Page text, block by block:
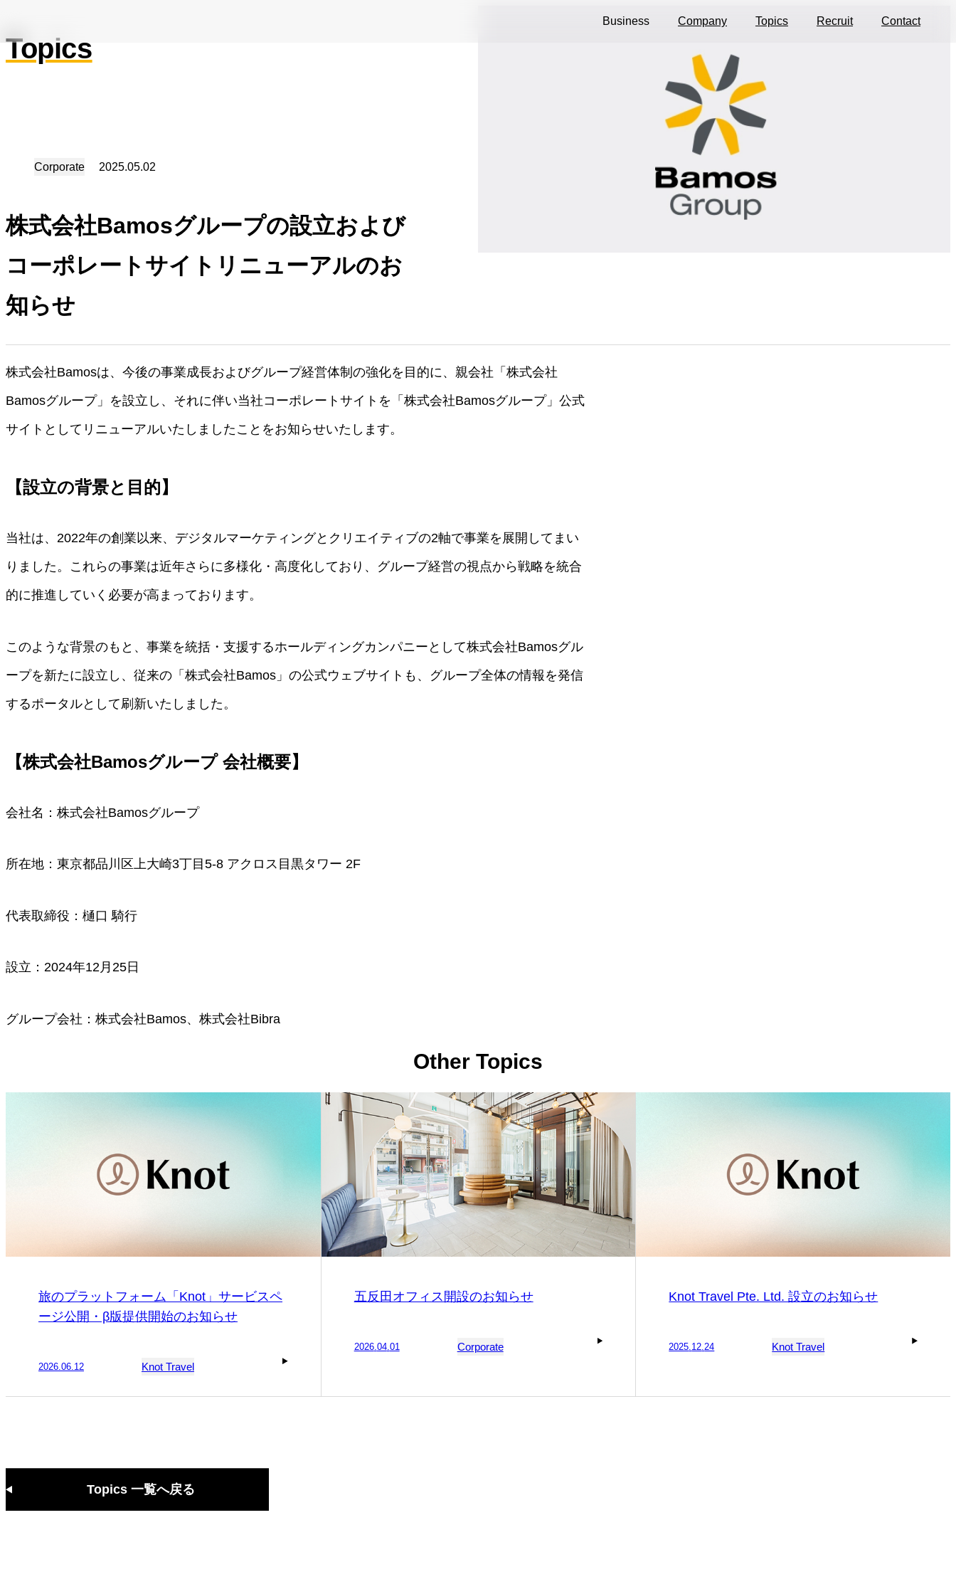
Business Company Topics Recruit Contact
Topics
2025.05.02
Corporate
株式会社Bamosグループの設立および
コーポレートサイトリニューアルのお
知らせ
株式会社Bamosは、今後の事業成長およびグループ経営体制の強化を目的に、親会社「株式会社
Bamosグループ」を設立し、それに伴い当社コーポレートサイトを「株式会社Bamosグループ」公式
サイトとしてリニューアルいたしましたことをお知らせいたします。
【設立の背景と目的】
当社は、2022年の創業以来、デジタルマーケティングとクリエイティブの2軸で事業を展開してまい
りました。これらの事業は近年さらに多様化・高度化しており、グループ経営の視点から戦略を統合
的に推進していく必要が高まっております。
このような背景のもと、事業を統括・支援するホールディングカンパニーとして株式会社Bamosグル
ープを新たに設立し、従来の「株式会社Bamos」の公式ウェブサイトも、グループ全体の情報を発信
するポータルとして刷新いたしました。
【株式会社Bamosグループ 会社概要】
会社名：株式会社Bamosグループ
所在地：東京都品川区上大崎3丁目5-8 アクロス目黒タワー 2F
代表取締役：樋口 騎行
設立：2024年12月25日
グループ会社：株式会社Bamos、株式会社Bibra
Other Topics
旅のプラットフォーム「Knot」サービスペ
ージ公開・β版提供開始のお知らせ
2026.06.12 Knot Travel
五反田オフィス開設のお知らせ
2026. 04. 01 Corporate
Knot Travel Pte. Ltd. 設立のお知らせ
2025 12 24 Knot Travel
Topics 一覧へ戻る